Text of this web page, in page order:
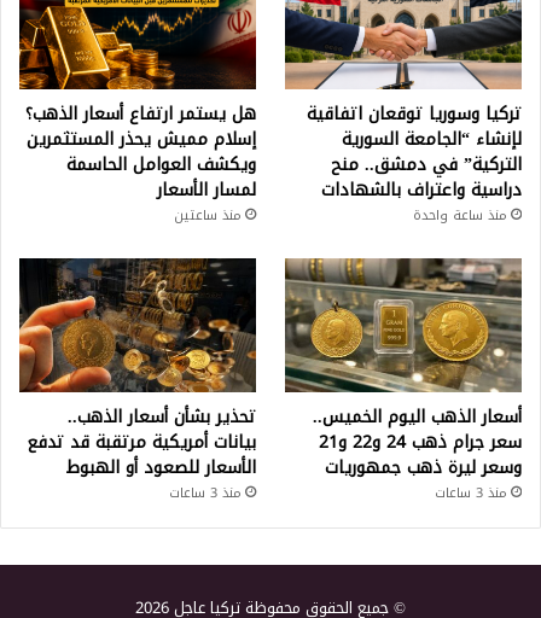
تركيا وسوريا توقعان اتفاقية
لإنشاء “الجامعة السورية
التركية” في دمشق.. منح
دراسية واعتراف بالشهادات
منذ ساعة واحدة
هل يستمر ارتفاع أسعار الذهب؟
إسلام مميش يحذر المستثمرين
ويكشف العوامل الحاسمة
لمسار الأسعار
منذ ساعتين
أسعار الذهب اليوم الخميس..
سعر جرام ذهب 24 و22 و21
وسعر ليرة ذهب جمهوريات
منذ 3 ساعات
تحذير بشأن أسعار الذهب..
بيانات أمريكية مرتقبة قد تدفع
الأسعار للصعود أو الهبوط
منذ 3 ساعات
© جميع الحقوق محفوظة تركيا عاجل 2026